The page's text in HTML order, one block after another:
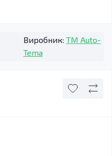
Виробник: TM Auto-
Tema